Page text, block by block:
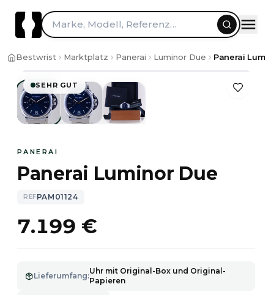
Marke, Modell, Referenz…
Bestwrist Marktplatz Panerai Luminor Due Panerai
SEHR GUT
1/3
PANERAI
Panerai Luminor Due
REFPAM01124
7.199 €
Lieferumfang:
Uhr mit Original-Box und Original-
Papieren